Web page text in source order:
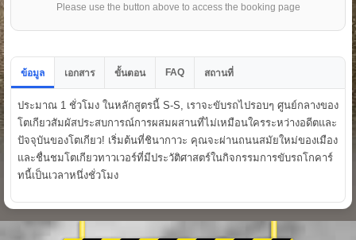
Please use the button above to access the booking page
ข้อมูล เอกสาร ขั้นตอน FAQ สถานที่
ประมาณ 1 ชั่วโมง ในหลักสูตรนี้ S-S, เราจะขับรถไปรอบๆ ศูนย์กลางของ
โตเกียวสัมผัสประสบการณ์การผสมผสานที่ไม่เหมือนใครระหว่างอดีตและ
ปัจจุบันของโตเกียว! เริ่มต้นที่ชินากาวะ คุณจะผ่านถนนสมัยใหม่ของเมือง
และชื่นชมโตเกียวทาวเวอร์ที่มีประวัติศาสตร์ในกิจกรรมการขับรถโกคาร์
ทนี้เป็นเวลาหนึ่งชั่วโมง